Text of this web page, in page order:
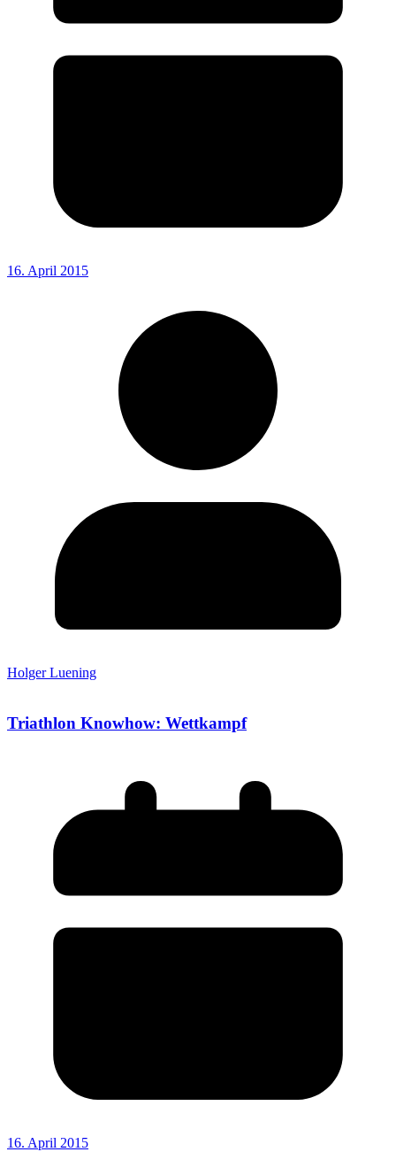
16. April 2015
Holger Luening
Triathlon Knowhow: Wettkampf
16. April 2015